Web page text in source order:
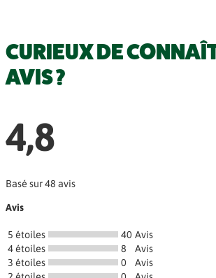
CURIEUX DE
AVIS ?
4,8
Basé sur 48 avis
Avis
5 étoiles 40 Avis
4 étoiles
8
Avis
3 étoiles
0
Avis